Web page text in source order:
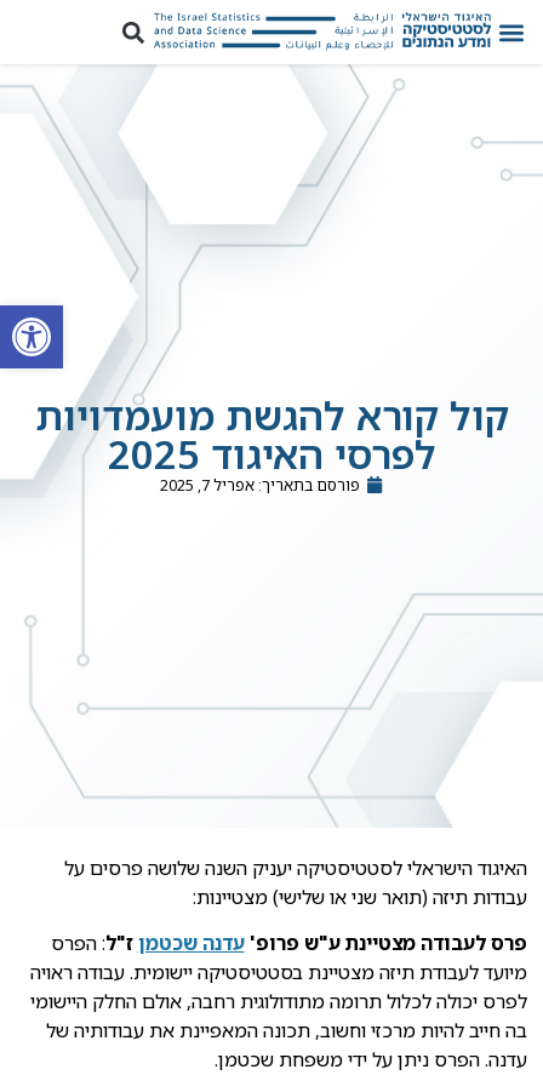
פתח
קול קורא להגשת מועמדויות
לפרסי האיגוד 2025
פורסם בתאריך: אפריל 7, 2025
האיגוד הישראלי לסטטיסטיקה יעניק השנה שלושה פרסים על
עבודות תיזה (תואר שני או שלישי) מצטיינות:
פרס לעבודה מצטיינת ע"ש פרופ'עדנה שכטמןז"ל: הפרס
מיועד לעבודת תיזה מצטיינת בסטטיסטיקה יישומית. עבודה ראויה
לפרס יכולה לכלול תרומה מתודולוגית רחבה, אולם החלק היישומי
בה חייב להיות מרכזי וחשוב, תכונה המאפיינת את עבודותיה של
עדנה. הפרס ניתן על ידי משפחת שכטמן.